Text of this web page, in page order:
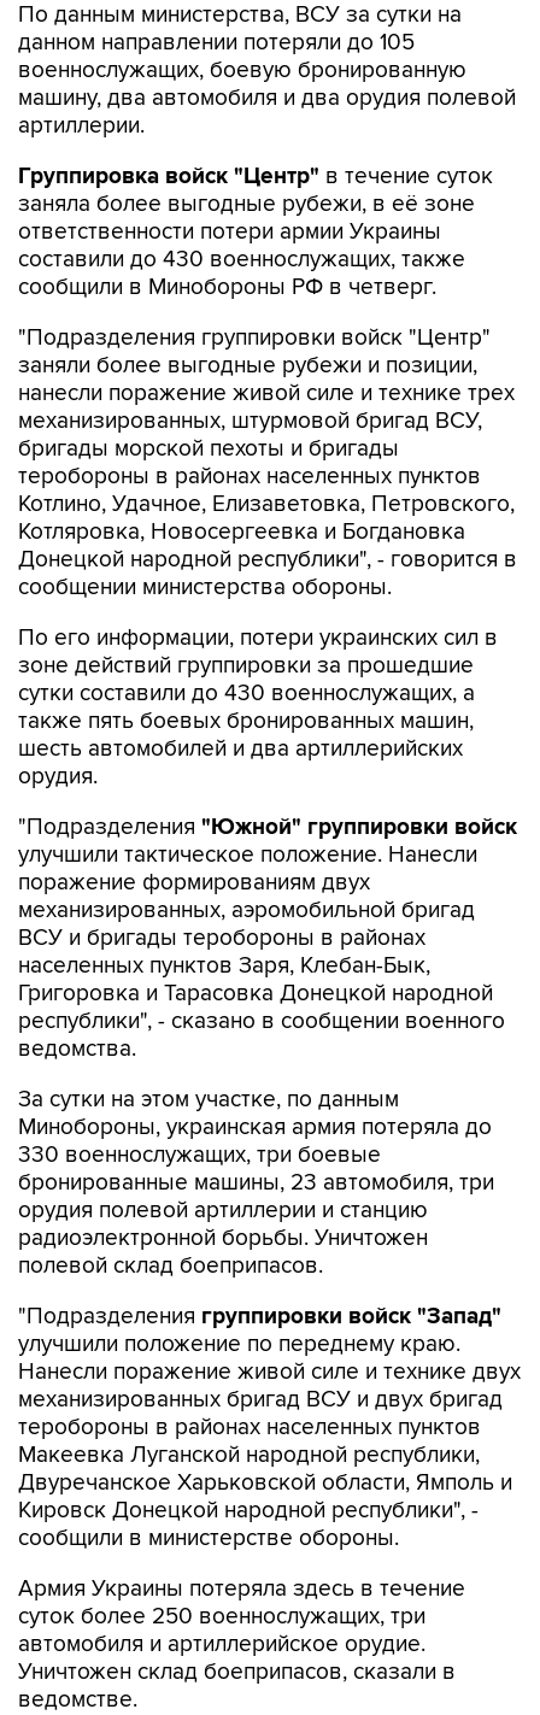
По данным министерства, ВСУ за сутки на
данном направлении потеряли до 105
военнослужащих, боевую бронированную
машину, два автомобиля и два орудия полевой
артиллерии.
Группировка войск "Центр" в течение суток
заняла более выгодные рубежи, в её зоне
ответственности потери армии Украины
составили до 430 военнослужащих, также
сообщили в Минобороны РФ в четверг.
"Подразделения группировки войск "Центр"
заняли более выгодные рубежи и позиции,
нанесли поражение живой силе и технике трех
механизированных, штурмовой бригад ВСУ,
бригады морской пехоты и бригады
теробороны в районах населенных пунктов
Котлино, Удачное, Елизаветовка, Петровского,
Котляровка, Новосергеевка и Богдановка
Донецкой народной республики", - говорится в
сообщении министерства обороны.
По его информации, потери украинских сил в
зоне действий группировки за прошедшие
сутки составили до 430 военнослужащих, а
также пять боевых бронированных машин,
шесть автомобилей и два артиллерийских
орудия.
"Подразделения "Южной" группировки войск
улучшили тактическое положение. Нанесли
поражение формированиям двух
механизированных, аэромобильной бригад
ВСУ и бригады теробороны в районах
населенных пунктов Заря, Клебан-Бык,
Григоровка и Тарасовка Донецкой народной
республики", - сказано в сообщении военного
ведомства.
За сутки на этом участке, по данным
Минобороны, украинская армия потеряла до
330 военнослужащих, три боевые
бронированные машины, 23 автомобиля, три
орудия полевой артиллерии и станцию
радиоэлектронной борьбы. Уничтожен
полевой склад боеприпасов.
"Подразделения группировки войск "Запад"
улучшили положение по переднему краю.
Нанесли поражение живой силе и технике двух
механизированных бригад ВСУ и двух бригад
теробороны в районах населенных пунктов
Макеевка Луганской народной республики,
Двуречанское Харьковской области, Ямполь и
Кировск Донецкой народной республики", -
сообщили в министерстве обороны.
Армия Украины потеряла здесь в течение
суток более 250 военнослужащих, три
автомобиля и артиллерийское орудие.
Уничтожен склад боеприпасов, сказали в
ведомстве.